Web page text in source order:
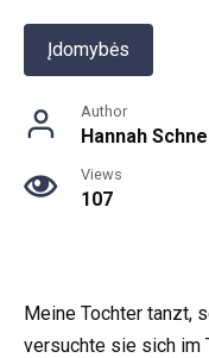
Įdomybės
Author
Hannah
Views
107
Meine Tochter tanzt,
versuchte sie sich im